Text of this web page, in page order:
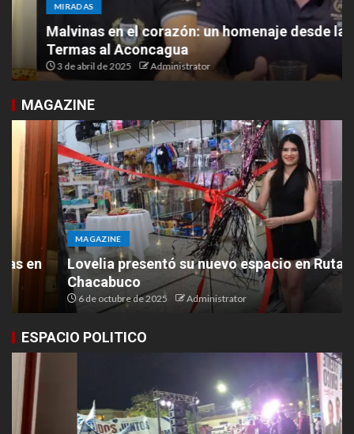
MIRADAS
Malvinas en el corazón: un homenaje desde las
Termas al Aconcagua
3 de abril de 2025 Administrator
MAGAZINE
MAGAZINE
Lovelia presentó su nuevo espacio en Ruta 9 y
Chacabuco
6 de octubre de 2025 Administrator
ESPACIO POLITICO